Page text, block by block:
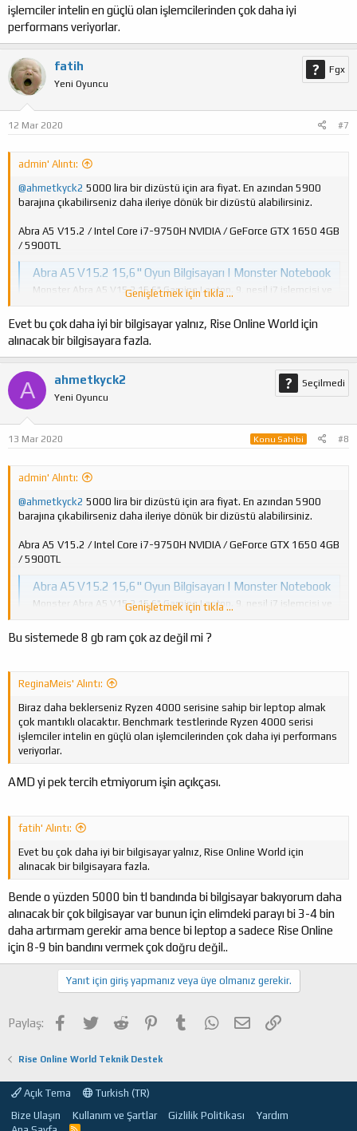
işlemciler intelin en güçlü olan işlemcilerinden çok daha iyi
performans veriyorlar.
fatih
Yeni Oyuncu
Fgx
12 Mar 2020 #7
admin' Alıntı:
@ahmetkyck2 5000 lira bir dizüstü için ara fiyat. En azından 5900
barajına çıkabilirseniz daha ileriye dönük bir dizüstü alabilirsiniz.
Abra A5 V15.2 / Intel Core i7-9750H NVIDIA / GeForce GTX 1650 4GB
/ 5900TL
Abra A5 V15.2 15,6" Oyun Bilgisayarı | Monster Notebook
Monster Abra A5 V15.2 15,6" Gaming Laptop, 9. nesil i7 işlemcisi ve
510 MB/s yazma hızına sahip SSD'si ile oyunlarda rakiplerinizin bir
www.monsternotebook.com.tr
Genişletmek için tıkla ...
Evet bu çok daha iyi bir bilgisayar yalnız, Rise Online World için
alınacak bir bilgisayara fazla.
A ahmetkyck2
Yeni Oyuncu
Seçilmedi
13 Mar 2020 Konu Sahibi #8
admin' Alıntı:
@ahmetkyck2 5000 lira bir dizüstü için ara fiyat. En azından 5900
barajına çıkabilirseniz daha ileriye dönük bir dizüstü alabilirsiniz.
Abra A5 V15.2 / Intel Core i7-9750H NVIDIA / GeForce GTX 1650 4GB
/ 5900TL
Abra A5 V15.2 15,6" Oyun Bilgisayarı | Monster Notebook
Monster Abra A5 V15.2 15,6" Gaming Laptop, 9. nesil i7 işlemcisi ve
510 MB/s yazma hızına sahip SSD'si ile oyunlarda rakiplerinizin bir
www.monsternotebook.com.tr
Genişletmek için tıkla ...
Bu sistemede 8 gb ram çok az değil mi ?
ReginaMeis' Alıntı:
Biraz daha beklerseniz Ryzen 4000 serisine sahip bir leptop almak
çok mantıklı olacaktır. Benchmark testlerinde Ryzen 4000 serisi
işlemciler intelin en güçlü olan işlemcilerinden çok daha iyi performans
veriyorlar.
AMD yi pek tercih etmiyorum işin açıkçası.
fatih' Alıntı:
Evet bu çok daha iyi bir bilgisayar yalnız, Rise Online World için
alınacak bir bilgisayara fazla.
Bende o yüzden 5000 bin tl bandında bi bilgisayar bakıyorum daha
alınacak bir çok bilgisayar var bunun için elimdeki parayı bi 3-4 bin
daha artırmam gerekir ama bence bi leptop a sadece Rise Online
için 8-9 bin bandını vermek çok doğru değil..
Yanıt için giriş yapmanız veya üye olmanız gerekir.
Paylaş: Facebook
TwitterReddit PinterestTumblrWhatsApp
E-postaLink
Rise Online World Teknik Destek
Açık Tema
Turkish (TR)
Bize Ulaşın
Kullanım ve Şartlar Gizlilik Politikası
Yardım
R